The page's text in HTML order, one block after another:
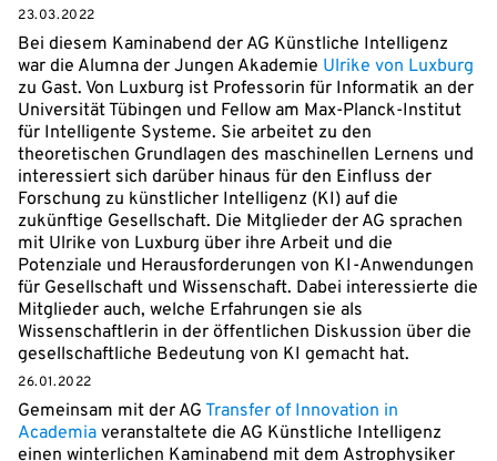
23.03.2022
Bei diesem Kaminabend der AG Künstliche Intelligenz
war die Alumna der Jungen Akademie Ulrike von Luxburg
zu Gast. Von Luxburg ist Professorin für Informatik an der
Universität Tübingen und Fellow am Max-Planck-Institut
für Intelligente Systeme. Sie arbeitet zu den
theoretischen Grundlagen des maschinellen Lernens und
interessiert sich darüber hinaus für den Einfluss der
Forschung zu künstlicher Intelligenz (KI) auf die
zukünftige Gesellschaft. Die Mitglieder der AG sprachen
mit Ulrike von Luxburg über ihre Arbeit und die
Potenziale und Herausforderungen von KI-Anwendungen
für Gesellschaft und Wissenschaft. Dabei interessierte die
Mitglieder auch, welche Erfahrungen sie als
Wissenschaftlerin in der öffentlichen Diskussion über die
gesellschaftliche Bedeutung von KI gemacht hat.
26.01.2022
Gemeinsam mit der AG Transfer of Innovation in
Academia veranstaltete die AG Künstliche Intelligenz
einen winterlichen Kaminabend mit dem Astrophysiker